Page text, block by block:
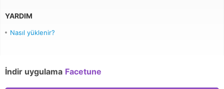
YARDIM
Nasıl yüklenir?
İndir uygulama Facetune